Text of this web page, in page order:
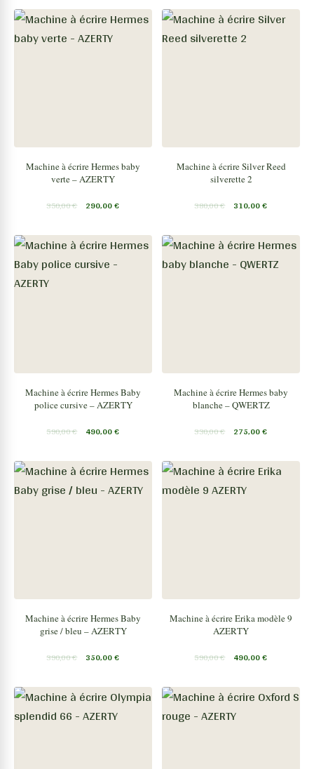
Machine à écrire Hermes baby
verte – AZERTY
350,00€ 290,00€
Machine à écrire Silver Reed
silverette 2
380,00€ 310,00€
Machine à écrire Hermes Baby
police cursive – AZERTY
590,00€ 490,00€
Machine à écrire Hermes baby
blanche – QWERTZ
330,00€ 275,00€
Machine à écrire Hermes Baby
grise / bleu – AZERTY
390,00€ 350,00€
Machine à écrire Erika modèle 9
AZERTY
590,00€ 490,00€